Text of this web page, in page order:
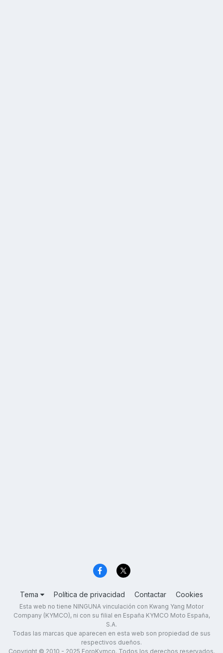
Tema Política de privacidad Contactar Cookies
Esta web no tiene NINGUNA vinculación con Kwang Yang Motor
Company (KYMCO), ni con su filial en España KYMCO Moto España,
S.A.
Todas las marcas que aparecen en esta web son propiedad de sus
respectivos dueños.
Copyright © 2010 - 2025 ForoKymco. Todos los derechos reservados.